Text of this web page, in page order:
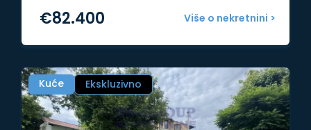
Više o nekretnini >
€82.400
Kuće Ekskluzivno